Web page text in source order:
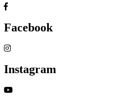
Facebook
Instagram